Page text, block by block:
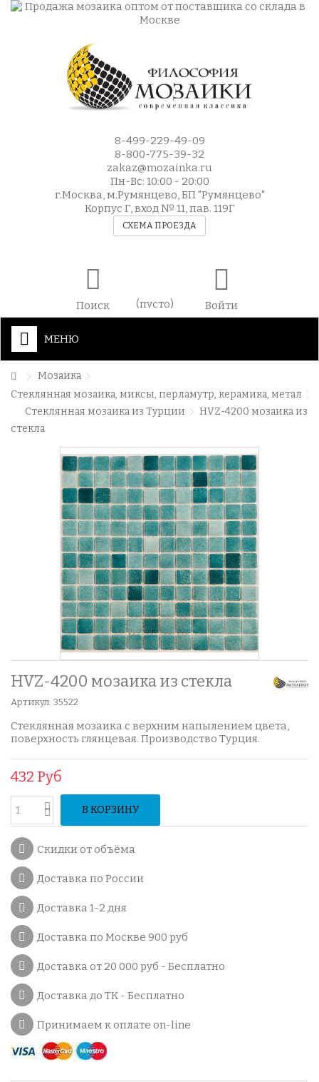
8-499-229-49-09
8-800-775-39-32
zakaz@mozainka.ru
Пн-Вс: 10:00 - 20:00
г.Москва, м.Румянцево, БП "Румянцево"
Корпус Г, вход № 11, пав. 119Г
СХЕМА ПРОЕЗДА
Поиск (пусто) Войти
МЕНЮ
Мозаика
Стеклянная мозаика, миксы, перламутр, керамика, метал
Стеклянная мозаика из Турции
HVZ-4200 мозаика из
стекла
HVZ-4200 мозаика из стекла
Артикул: 35522
Стеклянная мозаика с верхним напылением цвета,
поверхность глянцевая. Производство Турция.
432 Руб
В КОРЗИНУ
Скидки от объёма
Доставка по России
Доставка 1-2 дня
Доставка по Москве 900 руб
Доставка от 20 000 руб - Бесплатно
Доставка до ТК - Бесплатно
Принимаем к оплате on-line